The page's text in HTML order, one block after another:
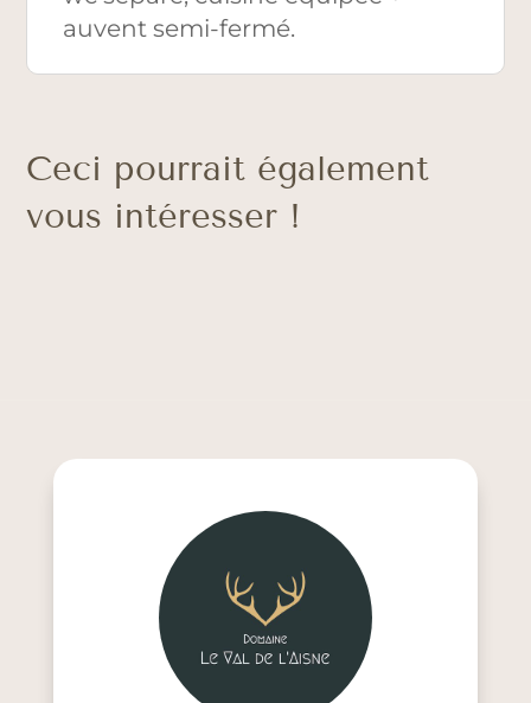
auvent semi-fermé.
Ceci pourrait également
vous intéresser !